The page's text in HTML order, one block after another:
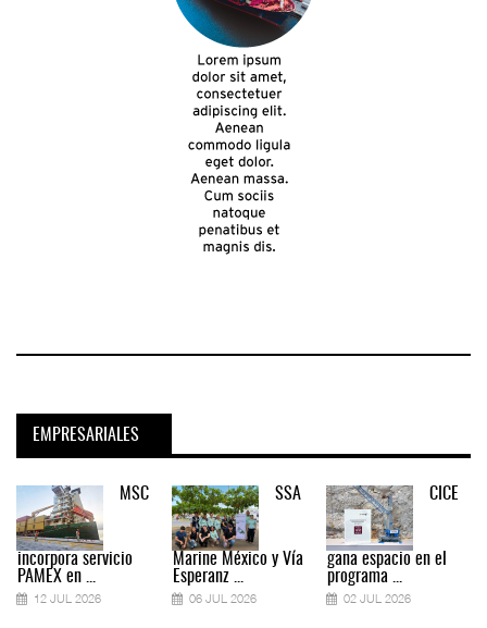
EMPRESARIALES
MSC
incorpora servicio
PAMEX en ...
12 JUL 2026
SSA
Marine México y Vía
Esperanz ...
06 JUL 2026
CICE
gana espacio en el
programa ...
02 JUL 2026